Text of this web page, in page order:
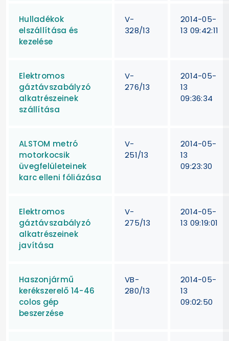
Hulladékok
elszállítása és
kezelése
V-
328/13
2014-05-
13 09:42:11
Elektromos
gáztávszabályzó
alkatrészeinek
szállítása
V-
276/13
2014-05-
13
09:36:34
ALSTOM metró
motorkocsik
üvegfelületeinek
karc elleni fóliázása
V-
251/13
2014-05-
13
09:23:30
Elektromos
gáztávszabályzó
alkatrészeinek
javítása
V-
275/13
2014-05-
13 09:19:01
Haszonjármű
kerékszerelő 14-46
colos gép
beszerzése
VB-
280/13
2014-05-
13
09:02:50